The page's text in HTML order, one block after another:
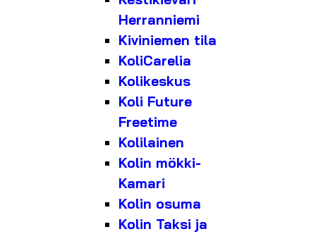
Herranniemi
Kiviniemen tila
KoliCarelia
Kolikeskus
Koli Future
Freetime
Kolilainen
Kolin mökki-
Kamari
Kolin osuma
Kolin Taksi ja